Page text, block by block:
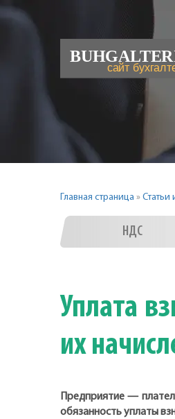
Главная страница » Статьи
НДС
Уплата
их
Предприятие —
обязанность уплаты